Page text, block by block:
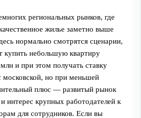
региональных рынков, где
жилье заметно выше
нормально смотрятся сценарии,
купить небольшую квартиру
млн и при этом получать ставку
но при меньшей
плюс — развитый рынок
интерес крупных работодателей к
для сотрудников. Если вы